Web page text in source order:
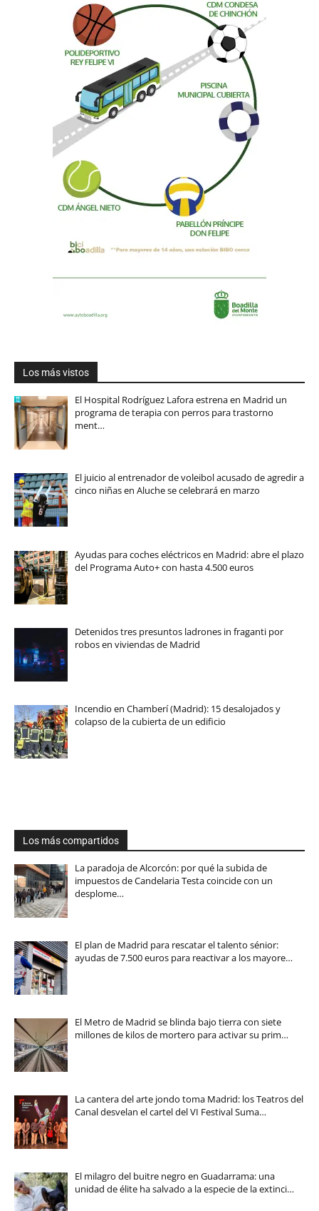
Los más vistos
El Hospital Rodríguez Lafora estrena en Madrid un
programa de terapia con perros para trastorno
ment…
El juicio al entrenador de voleibol acusado de agredir a
cinco niñas en Aluche se celebrará en marzo
Ayudas para coches eléctricos en Madrid: abre el plazo
del Programa Auto+ con hasta 4.500 euros
Detenidos tres presuntos ladrones in fraganti por
robos en viviendas de Madrid
Incendio en Chamberí (Madrid): 15 desalojados y
colapso de la cubierta de un edificio
Los más compartidos
La paradoja de Alcorcón: por qué la subida de
impuestos de Candelaria Testa coincide con un
desplome…
El plan de Madrid para rescatar el talento sénior:
ayudas de 7.500 euros para reactivar a los mayore…
El Metro de Madrid se blinda bajo tierra con siete
millones de kilos de mortero para activar su prim…
La cantera del arte jondo toma Madrid: los Teatros del
Canal desvelan el cartel del VI Festival Suma…
El milagro del buitre negro en Guadarrama: una
unidad de élite ha salvado a la especie de la extinci…